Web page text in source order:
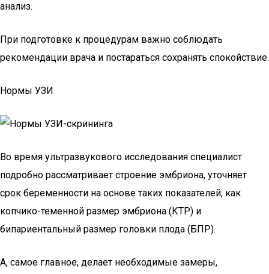
анализ.
При подготовке к процедурам важно соблюдать
рекомендации врача и постараться сохранять спокойствие.
Нормы УЗИ
Во время ультразвукового исследования специалист
подробно рассматривает строение эмбриона, уточняет
срок беременности на основе таких показателей, как
копчико-теменной размер эмбриона (КТР) и
бипариентальный размер головки плода (БПР).
А, самое главное, делает необходимые замеры,